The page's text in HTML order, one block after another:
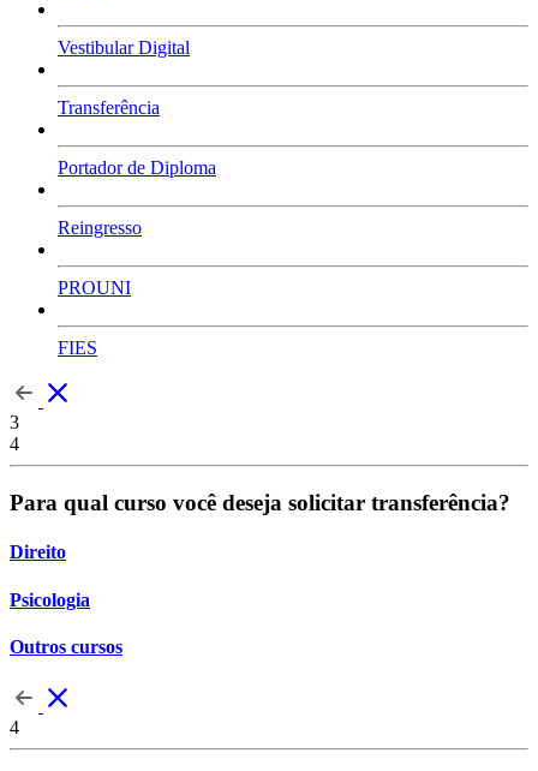
Vestibular Digital
Transferência
Portador de Diploma
Reingresso
PROUNI
FIES
3
4
Para qual curso você deseja solicitar transferência?
Direito
Psicologia
Outros cursos
4